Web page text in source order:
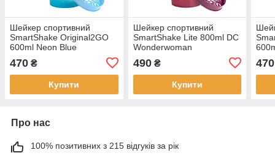
Шейкер спортивний
SmartShake Original2GO
600ml Neon Blue
470 ₴
Купити
Шейкер спортивний
SmartShake Lite 800ml DC
Wonderwoman
490₴
Купити
470
Про нас
100% позитивних з 215 відгуків за рік